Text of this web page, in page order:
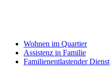
Wohnen im Quartier
Assistenz in Familie
Familienentlastender Dienst